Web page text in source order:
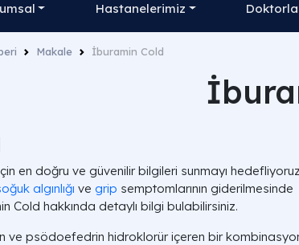
Hastanelerimiz
Makale İburamin Cold
en doğru ve güvenilir bilgileri sunmayı
algınlığı ve grip semptomlarının giderilmesinde
Cold hakkında detaylı bilgi bulabilirsiniz.
ve psödoefedrin hidroklorür içeren bir